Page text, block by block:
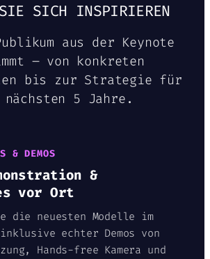
SICH INSPIRIEREN
aus der Keynote
– von konkreten
bis zur Strategie für
5 Jahre.
& DEMOS
&
vor Ort
die neuesten Modelle im
echter Demos von
Hands-free Kamera und